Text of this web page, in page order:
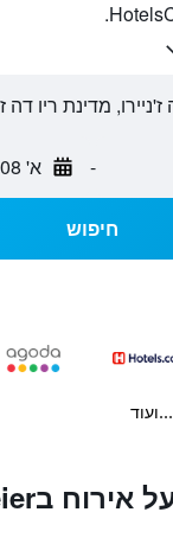
- א' 16.08
חיפוש
...ועוד